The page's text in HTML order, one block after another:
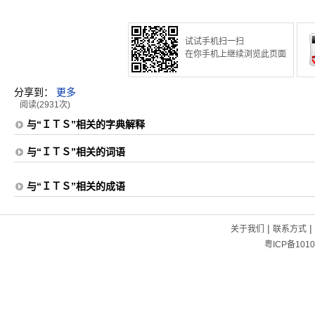
试试手机扫一扫
在你手机上继续浏览此页面
分享到： 更多
阅读(2931次)
与“ＩＴＳ”相关的字典解释
与“ＩＴＳ”相关的词语
与“ＩＴＳ”相关的成语
关于我们 | 联系方式|
粤ICP备